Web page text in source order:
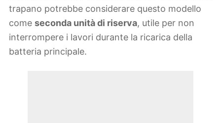
trapano potrebbe considerare questo modello
come seconda unità di riserva, utile per non
interrompere i lavori durante la ricarica della
batteria principale.